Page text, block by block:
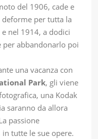
del 1906, cade e
per tutta la
nel 1914, a dodici
abbandonarlo poi
una vacanza con
Park, gli viene
una Kodak
saranno da allora
passione
tutte le sue opere.